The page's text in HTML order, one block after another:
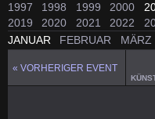
1997 1998 1999 2000
2019
2020 2021 2022
JANUAR
FEBRUAR MÄRZ
« VORHERIGER EVENT